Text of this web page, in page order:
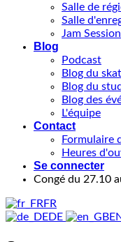
Salle de
Salle
Jam Session
Blog
Podcast
Blog du
Blog du
Blog des
L'équipe
Contact
Formulaire
Heures
Se connecter
Congé du 27.10
FR
DE